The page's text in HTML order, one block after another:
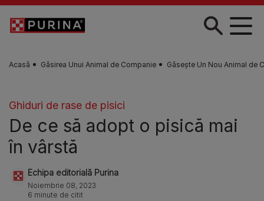
Skip to main content
Acasă Găsirea Unui Animal de Companie Găsește Un Nou Animal de
Ghiduri de rase de pisici
De ce să adopt o pisică mai
în vârstă
Echipa editorială Purina
Noiembrie 08, 2023
6 minute de citit